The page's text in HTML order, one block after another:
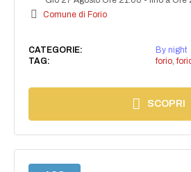
Comune di Forio
CATEGORIE:
By night
TAG:
forio,
SCOPRI